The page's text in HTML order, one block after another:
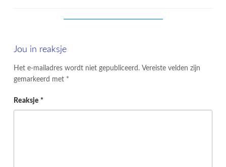
Jou in reaksje
Het e-mailadres wordt niet gepubliceerd. Vereiste velden zijn
gemarkeerd met *
Reaksje *